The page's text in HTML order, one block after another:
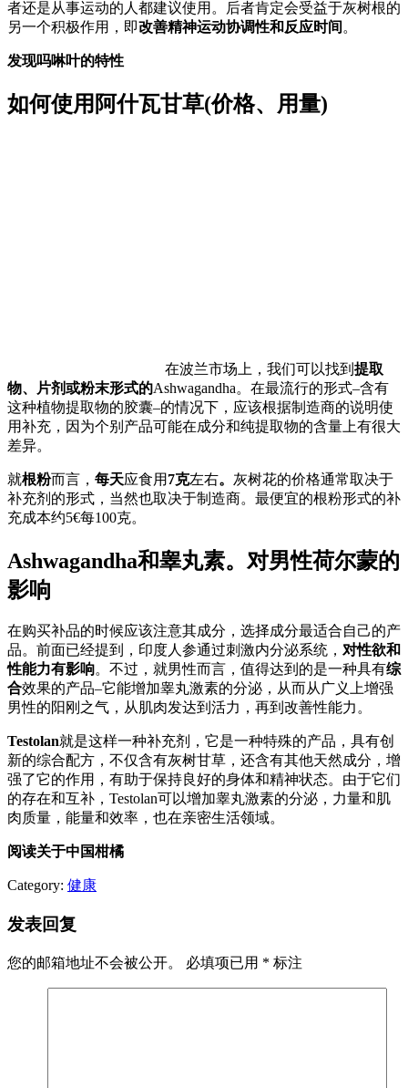
者还是从事运动的人都建议使用。后者肯定会受益于灰树根的
另一个积极作用，即改善精神运动协调性和反应时间 。
发现吗啉叶的特性
如何使用阿什瓦甘草(价格、用量)
在波兰市场上，我们可以找到 提取
物、片剂或粉末形式的Ashwagandha。在最流行的形式–含有
这种植物提取物的胶囊–的情况下，应该根据制造商的说明使
用补充，因为个别产品可能在成分和纯提取物的含量上有很大
差异。
就根粉而言， 每天应食用 7克左右。 灰树花的价格通常取决于
补充剂的形式，当然也取决于制造商。最便宜的根粉形式的补
充成本约5€每100克。
Ashwagandha和睾丸素。对男性荷尔蒙的
影响
在购买补品的时候应该注意其成分，选择成分最适合自己的产
品。前面已经提到，印度人参通过刺激内分泌系统， 对性欲和
性能力有影响。不过，就男性而言，值得达到的是一种具有综
合效果的产品–它能增加睾丸激素的分泌，从而从广义上增强
男性的阳刚之气，从肌肉发达到活力，再到改善性能力。
Testolan就是这样一种补充剂，它是一种特殊的产品，具有创
新的综合配方，不仅含有灰树甘草，还含有其他天然成分，增
强了它的作用，有助于保持良好的身体和精神状态。由于它们
的存在和互补，Testolan可以增加睾丸激素的分泌，力量和肌
肉质量，能量和效率，也在亲密生活领域。
阅读关于中国柑橘
Category: 健康
发表回复
您的邮箱地址不会被公开。 必填项已用 * 标注